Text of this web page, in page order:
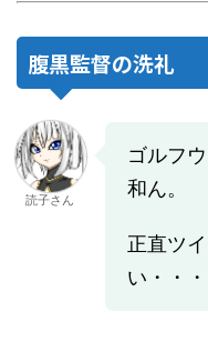
腹黒監督の洗礼
読子さん
ゴルフ
和ん。
正直ツ
い・・・